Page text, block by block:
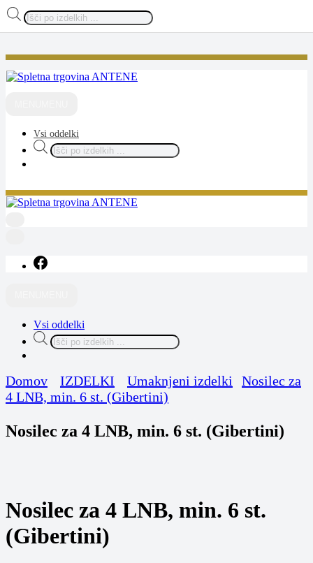
Skip
to
content
Vsi oddelki
Products
search
Vsi oddelki
Products
search
Domov IZDELKI Umaknjeni izdelki
Nosilec za
4 LNB, min. 6 st. (Gibertini)
Nosilec za 4 LNB, min. 6 st. (Gibertini)
Nosilec za 4 LNB, min. 6 st.
(Gibertini)
Products
search